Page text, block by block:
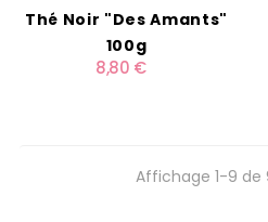
Thé Noir "Des Amants"
100g
8,80 €
Affichage 1-9 de